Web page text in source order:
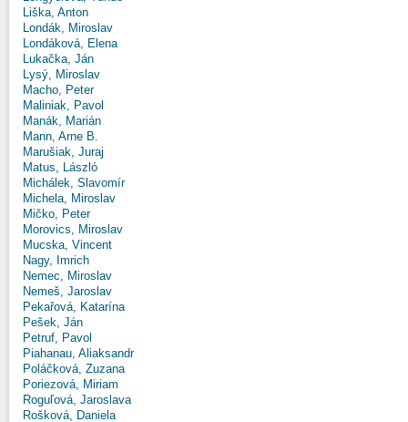
Liška, Anton
Londák, Miroslav
Londáková, Elena
Lukačka, Ján
Lysý, Miroslav
Macho, Peter
Maliniak, Pavol
Manák, Marián
Mann, Arne B.
Marušiak, Juraj
Matus, László
Michálek, Slavomír
Michela, Miroslav
Mičko, Peter
Morovics, Miroslav
Mucska, Vincent
Nagy, Imrich
Nemec, Miroslav
Nemeš, Jaroslav
Pekařová, Katarína
Pešek, Ján
Petruf, Pavol
Piahanau, Aliaksandr
Poláčková, Zuzana
Poriezová, Miriam
Roguľová, Jaroslava
Rošková, Daniela